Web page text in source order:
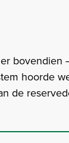
bovendien
hoorde
de